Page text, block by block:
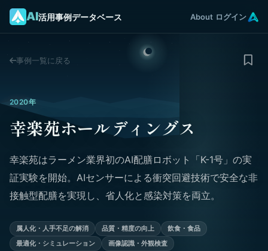
AI活用事例データベース About ログイン
事例一覧に戻る
2020年
幸楽苑ホールディングス
幸楽苑はラーメン業界初のAI配膳ロボット「K-1号」の実
証実験を開始。AIセンサーによる衝突回避技術で安全な非
接触型配膳を実現し、省人化と感染対策を両立。
属人化・人手不足の解消 品質・精度の向上
飲食・食品
最適化・シミュレーション
画像認識・外観検査